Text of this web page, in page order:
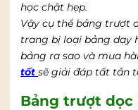
học chật hẹp.
Vậy cụ thể bảng trượt
trang bị loại bảng dạy
bảng ra sao và mua
tốt sẽ giải đáp tất tần
Bảng trượt dọc